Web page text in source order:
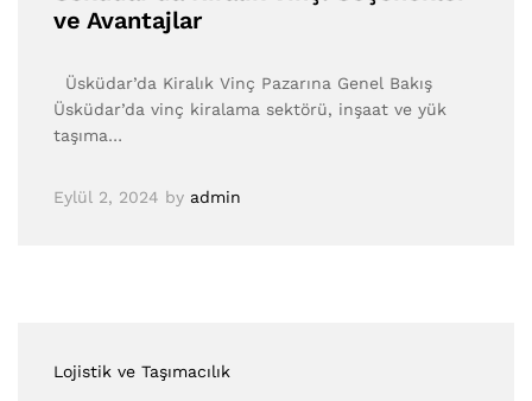
ve Avantajlar
Üsküdar’da Kiralık Vinç Pazarına Genel Bakış
Üsküdar’da vinç kiralama sektörü, inşaat ve yük
taşıma…
Eylül 2, 2024 by admin
Lojistik ve Taşımacılık